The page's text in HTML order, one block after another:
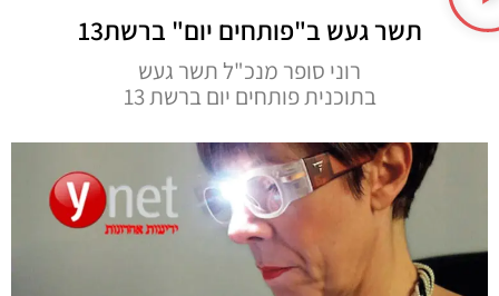
תשר געש ב"פותחים יום" ברשת13
רוני סופר מנכ"ל תשר געש
בתוכנית פותחים יום ברשת 13